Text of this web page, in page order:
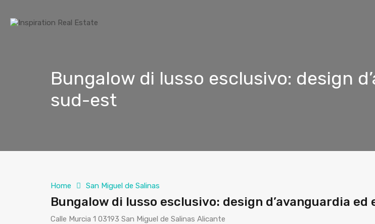
Bungalow di lusso esclusivo: design
sud-est
Home San Miguel de Salinas
Bungalow di lusso esclusivo: design d’avanguardia
Calle Murcia 1 03193 San Miguel de Salinas Alicante